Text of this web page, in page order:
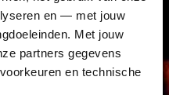
en — met jouw
Met jouw
partners gegevens
en technische